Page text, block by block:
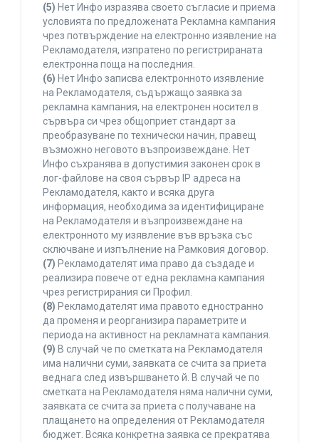
(5) Нет Инфо изразява своето съгласие и приема
условията по предложената Рекламна кампания
чрез потвърждение на електронно изявление на
Рекламодателя, изпратено по регистрираната
електронна поща на последния.
(6) Нет Инфо записва електронното изявление
на Рекламодателя, съдържащо заявка за
рекламна кампания, на електронен носител в
сървъра си чрез общоприет стандарт за
преобразуване по технически начин, правещ
възможно неговото възпроизвеждане. Нет
Инфо съхранява в допустимия законен срок в
лог-файлове на своя сървър IP адреса на
Рекламодателя, както и всяка друга
информация, необходима за идентифициране
на Рекламодателя и възпроизвеждане на
електронното му изявление във връзка със
сключване и изпълнение на Рамковия договор.
(7) Рекламодателят има право да създаде и
реализира повече от една рекламна кампания
чрез регистрирания си Профил.
(8) Рекламодателят има правото едностранно
да променя и реорганизира параметрите и
периода на активност на рекламната кампания.
(9) В случай че по сметката на Рекламодателя
има налични суми, заявката се счита за приета
веднага след извършването й. В случай че по
сметката на Рекламодателя няма налични суми,
заявката се счита за приета с получаване на
плащането на определения от Рекламодателя
бюджет. Всяка конкретна заявка се прекратява